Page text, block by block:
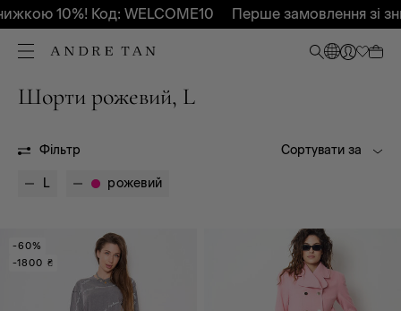
10%! Код: WELCOME10 Перше замовлення зі
Шорти рожевий, L
Фільтр
Всі
OUTLET
Всі
Прямий
Прямий класичний
Сортувати за
L рожевий
-60%
-1800 ₴